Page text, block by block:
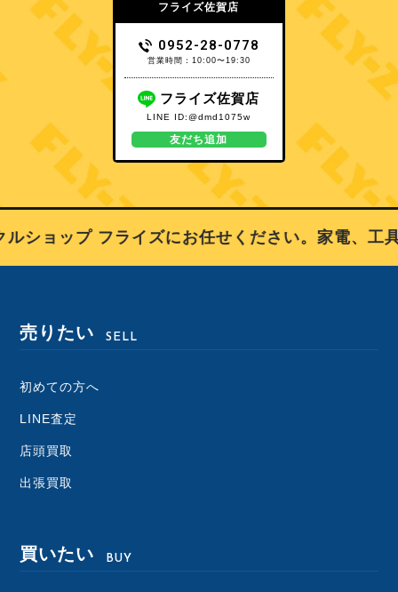
フライズ佐賀店
0952-28-0778
営業時間：10:00〜19:30
フライズ佐賀店
LINE ID:@dmd1075w
友だち追加
ショップ フライズにお任せください。家電、工
売りたい SELL
初めての方へ
LINE査定
店頭買取
出張買取
買いたい BUY